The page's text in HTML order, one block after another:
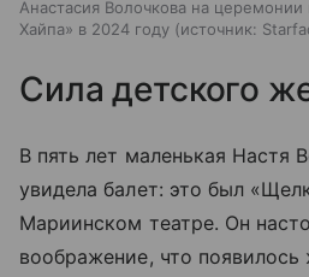
Анастасия Волочкова на
Хайпа» в 2024 году
источник:
Сила детского
В пять лет маленькая Настя
увидела балет: это был
Мариинском театре. Он
воображение, что появилось